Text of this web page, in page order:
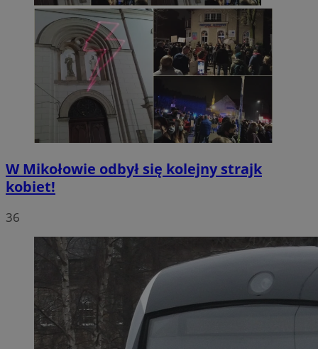
W Mikołowie odbył się kolejny strajk
kobiet!
36